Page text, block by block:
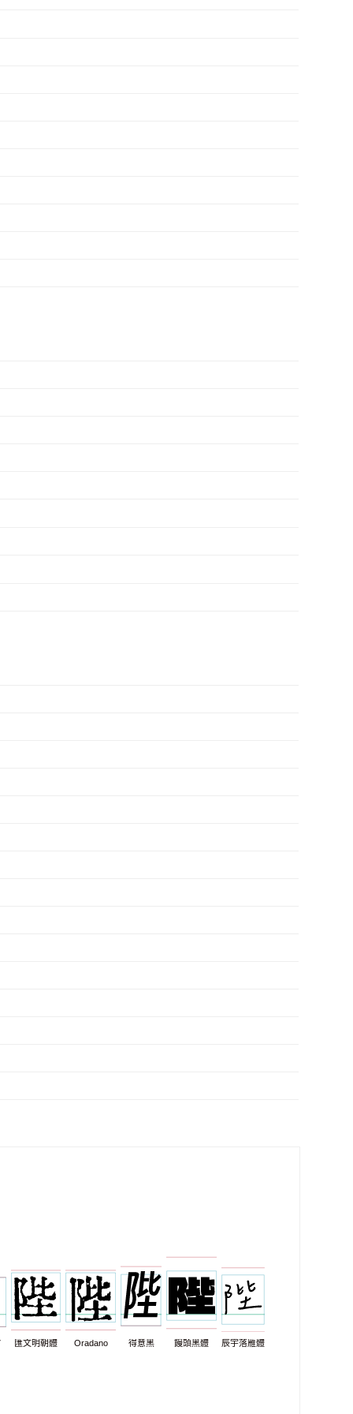
匯文明朝體 Oradano 得意黑 饅頭黑體 辰宇落雁體